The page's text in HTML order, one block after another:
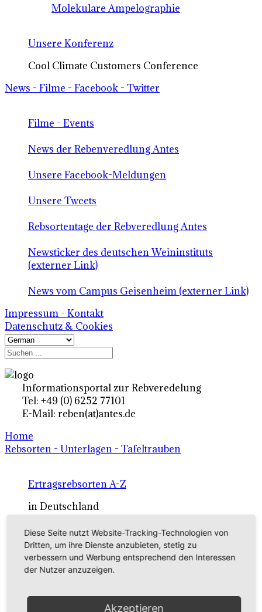
Molekulare Ampelographie
Unsere Konferenz
Cool Climate Customers Conference
News - Filme - Facebook - Twitter
Filme - Events
News der Rebenveredlung Antes
Unsere Facebook-Meldungen
Unsere Tweets
Rebsortentage der Rebveredlung Antes
Newsticker des deutschen Weininstituts
(externer Link)
News vom Campus Geisenheim (externer Link)
Impressum - Kontakt
Datenschutz & Cookies
Informationsportal zur Rebveredelung
Tel: +49 (0) 6252 77101
E-Mail: reben(at)antes.de
Home
Rebsorten - Unterlagen - Tafeltrauben
Ertragsrebsorten A-Z
in Deutschland
Rebsorten international
externe Links
Tafeltraubensorten
Diese Seite nutzt Website-Tracking-Technologien von
Dritten, um ihre Dienste anzubieten, stetig zu
verbessern und Werbung entsprechend den Interessen
der Nutzer anzuzeigen.
Akzeptieren